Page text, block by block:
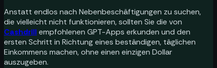
Anstatt endlos nach Nebenbeschäftigungen zu suchen,
die vielleicht nicht funktionieren, sollten Sie die von
Cashdrill empfohlenen GPT-Apps erkunden und den
ersten Schritt in Richtung eines beständigen, täglichen
Einkommens machen, ohne einen einzigen Dollar
auszugeben.